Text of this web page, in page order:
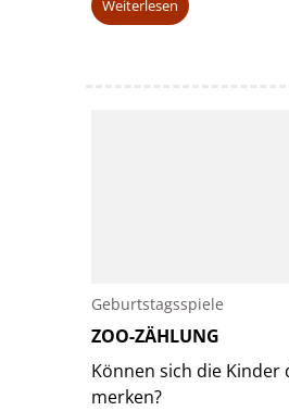
Weiterlesen
Geburtstagsspiele
ZOO-ZÄHLUNG
Können sich die Kinder
merken?